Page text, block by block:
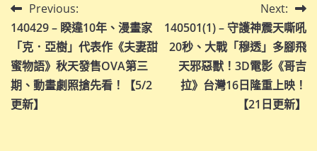
文
章
導
覽
Previous:
140429 – 睽違10年、漫畫家
「克．亞樹」代表作《夫妻甜
蜜物語》秋天發售OVA第三
期、動畫劇照搶先看！【5/2
更新】
Next:
140501(1) – 守護神震天嘶吼
20秒、大戰「穆透」多腳飛
天邪惡獸！3D電影《哥吉
拉》台灣16日隆重上映！
【21日更新】